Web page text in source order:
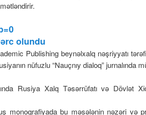
olundu
Publishing beynəlxalq nəşriyyatı
nüfuzlu “Nauçnıy dialoq” jurnalında
Rusiya Xalq Təsərrüfatı və Dövlət
monoqrafiyada bu məsələnin nəzəri və